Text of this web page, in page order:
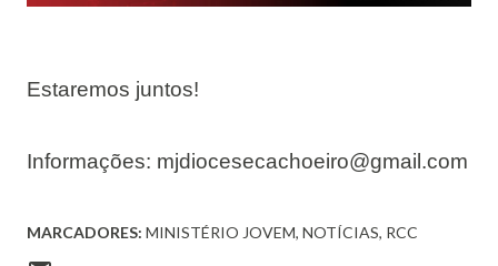
Estaremos juntos!
Informações: mjdiocesecachoeiro@gmail.com
MARCADORES: MINISTÉRIO JOVEM NOTÍCIAS RCC